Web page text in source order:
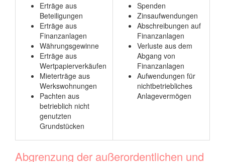
Erträge aus
Beteiligungen
Erträge aus
Finanzanlagen
Währungsgewinne
Erträge aus
Wertpapierverkäufen
Mieterträge aus
Werkswohnungen
Pachten aus
betrieblich nicht
genutzten
Grundstücken
Spenden
Zinsaufwendungen
Abschreibungen auf
Finanzanlagen
Verluste aus dem
Abgang von
Finanzanlagen
Aufwendungen für
nichtbetriebliches
Anlagevermögen
Abgrenzung der außerordentlichen und